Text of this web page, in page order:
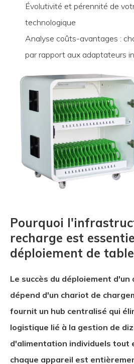
Évolutivité et pérennité de
technologique
Analyse coûts-avantages :
par rapport aux adaptateurs
Pourquoi
recharge est
déploiement de
Le succès du déploiement d'un
dépend d'un chariot de
fournit un hub centralisé qui
logistique lié à la gestion de
d'alimentation individuels tout
chaque appareil est